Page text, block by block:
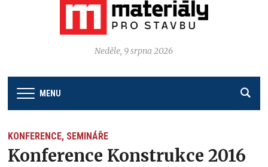
Neděle, 9 srpna 2026
MENU
KONFERENCE, SEMINÁŘE
Konference Konstrukce 2016